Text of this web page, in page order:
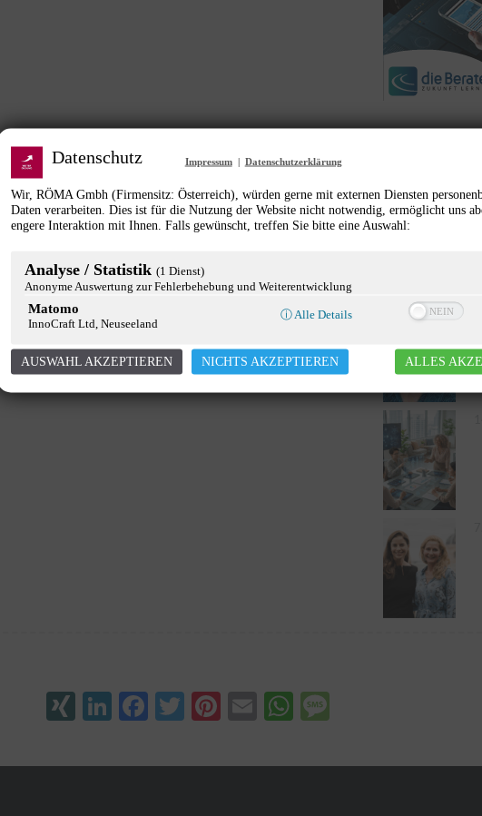
XINGLinkedIn
Facebook
Twitter
Pinterest
EmailWhatsApp
Datenschutz Impressum | Datenschutzerklärung
Wir, RÖMA Gmbh (Firmensitz: Österreich), würden gerne mit externen Diensten
Daten verarbeiten. Dies ist für die Nutzung der Website nicht notwendig, ermöglicht uns
engere Interaktion mit Ihnen. Falls gewünscht, treffen Sie bitte eine Auswahl:
Analyse / Statistik (1 Dienst)
Anonyme Auswertung zur Fehlerbehebung und Weiterentwicklung
Matomo
InnoCraft Ltd, Neuseeland
ⓘ Alle Details
AUSWAHL AKZEPTIEREN NICHTS AKZEPTIEREN ALLES